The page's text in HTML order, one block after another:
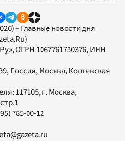
– Главные новости дня
, ОГРН 1067761730376, ИНН
Россия, Москва, Коптевская
117105, г. Москва,
785-00-12